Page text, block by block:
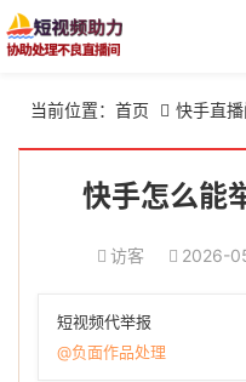
当前位置： 首页  快手直
快手怎么能
访客 2026-
短视频代举报
@负面作品处理